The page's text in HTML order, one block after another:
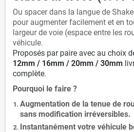
Ou spacer dans la langue de
pour augmenter facilement et en
largeur de voie (espace entre les
véhicule.
Proposés par paire avec au choix
12mm / 16mm / 20mm / 30mm
complète.
Pourquoi le faire ?
Augmentation de la tenue de
sans modification irréversibles.
Instantanément votre véhicule